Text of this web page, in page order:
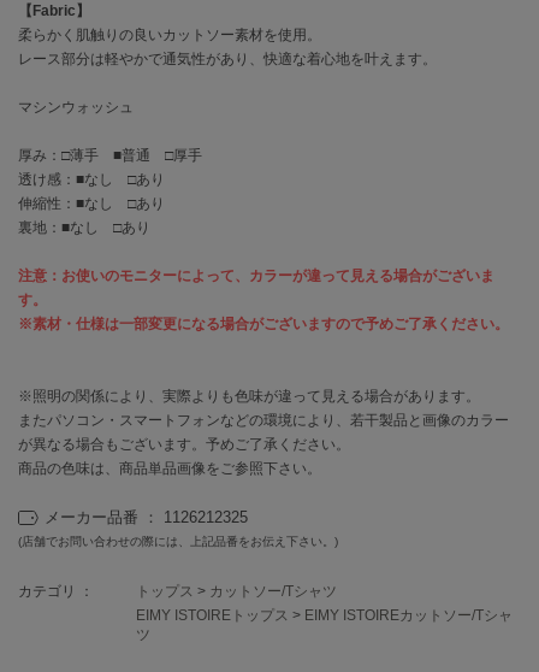
DANSKIN
ダンスキン
エイミー イストワール
emmi
エミ
emmi atelier
エミ アトリエ
ETRÉ TOKYO
エトレトウキョウ
ey
FILA
【Fabric】
柔らかく肌触りの良いカットソー素材を使用。
レース部分は軽やかで通気性があり、快適な着心地を叶えます。
マシンウォッシュ
厚み：□薄手 ■普通 □厚手
透け感：■なし □あり
伸縮性：■なし □あり
裏地：■なし □あり
注意：お使いのモニターによって、カラーが違って見える場合がございま
す。
※素材・仕様は一部変更になる場合がございますので予めご了承ください。
※照明の関係により、実際よりも色味が違って見える場合があります。
またパソコン・スマートフォンなどの環境により、若干製品と画像のカラー
が異なる場合もございます。予めご了承ください。
商品の色味は、商品単品画像をご参照下さい。
メーカー品番 ： 1126212325
(店舗でお問い合わせの際には、上記品番をお伝え下さい。)
カテゴリ ： トップス> カットソー/Tシャツ
EIMY ISTOIREトップス> EIMY ISTOIREカットソー/Tシャ
ツ